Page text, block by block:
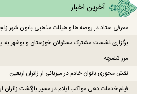
آخرین اخبار
معرفی ستاد در روضه ها و هیئات مذهبی بانوان شهر
برگزاری نشست مشترک مسئولان خوزستان و بوشهر به
مرز شلمچه
نقش محوری بانوان خادم در میزبانی از زائران اربعین
فیلم خدمات دهی مواکب ایلام در مسیر بازگشت زائران